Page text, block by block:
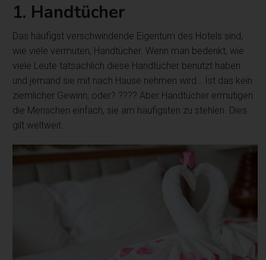
1. Handtücher
Das häufigst verschwindende Eigentum des Hotels sind,
wie viele vermuten, Handtücher. Wenn man bedenkt, wie
viele Leute tatsächlich diese Handtücher benutzt haben
und jemand sie mit nach Hause nehmen wird… Ist das kein
ziemlicher Gewinn, oder? ???? Aber Handtücher ermutigen
die Menschen einfach, sie am häufigsten zu stehlen. Dies
gilt weltweit.